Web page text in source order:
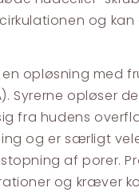
og kan
opløsning med
Syrerne opløser
fra hudens
og er særligt
af porer.
og kræver